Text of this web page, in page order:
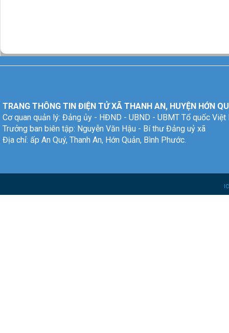
TRANG THÔNG TIN ĐIỆN TỬ XÃ THANH AN, HUYỆN HỚN
Cơ quan quản lý: Đảng ủy - HĐND - UBND - UBMT Tổ quốc Việt
Trưởng ban biên tập: Nguyễn Văn Hậu - Bí thư Đảng uỷ xã
Địa chỉ: ấp An Quý, Thanh An, Hớn Quản, Bình Phước.